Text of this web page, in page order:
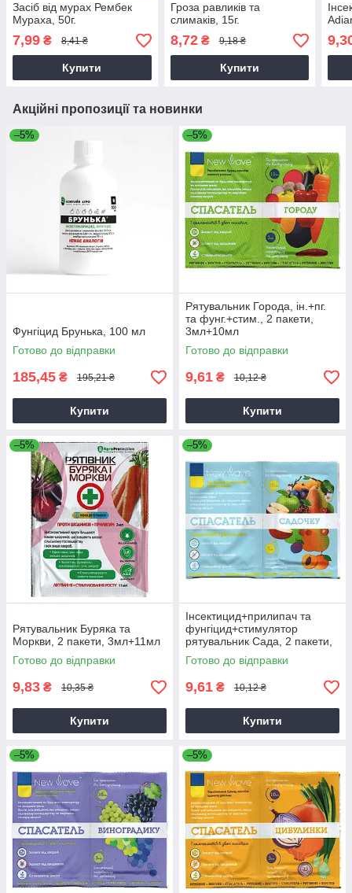
Засіб від мурах Рембек
Мураха, 50г.
7,99 ₴ 8,41 ₴
Купити
Гроза равликів та
слимаків, 15г.
8,72₴ 9,18 ₴
Купити
Акційні пропозиції та новинки
–5%
Фунгіцид Брунька, 100 мл
Готово до відправки
185,45 ₴ 195,21 ₴
Купити
–5%
Рятувальник Города, ін.+пг.
та фунг.+стим., 2 пакети,
3мл+10мл
Готово до відправки
9,61 ₴ 10,12 ₴
Купити
–5%
Рятувальник Буряка та
Моркви, 2 пакети, 3мл+11мл
Готово до відправки
9,83 ₴ 10,35 ₴
Купити
–5%
Інсектицид+прилипач та
фунгіцид+стимулятор
рятувальник Сада, 2 пакети,
3мл+10мл
Готово до відправки
9,61 ₴ 10,12 ₴
Купити
–5% –5%